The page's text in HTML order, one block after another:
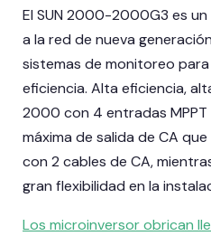
El SUN 2000-2000G3 es
a la red de nueva
sistemas de monitoreo
eficiencia. Alta eficiencia,
2000 con 4 entradas
máxima de salida de CA
con 2 cables de CA,
gran flexibilidad en la
Los microinversor obrican